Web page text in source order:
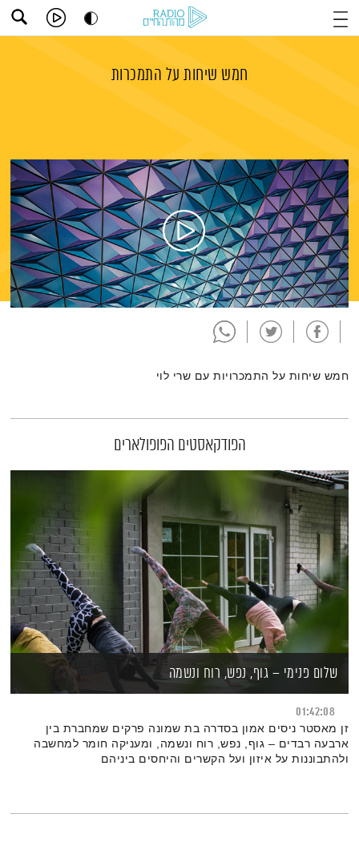
חמש שיחות על התמכרות
תמצית הפודקאסט
חמש שיחות על התמכרויות עם שרי לוי
הפודקאסטים הפופולארים
שלום פנימי – גוף, נפש, רוח ונשמה
01:42:08
זן מאסטר ניסים אמון בסדרה בת שמונה פרקים שמחברת בין
ארבעה רבדים – גוף, נפש, רוח ונשמה, ומעניקה חומר למחשבה
ולהתבוננות על איזון ועל הקשרים והיחסים ביניהם